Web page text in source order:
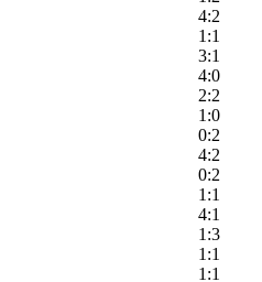
4:2
1:1
3:1
4:0
2:2
1:0
0:2
4:2
0:2
1:1
4:1
1:3
1:1
1:1